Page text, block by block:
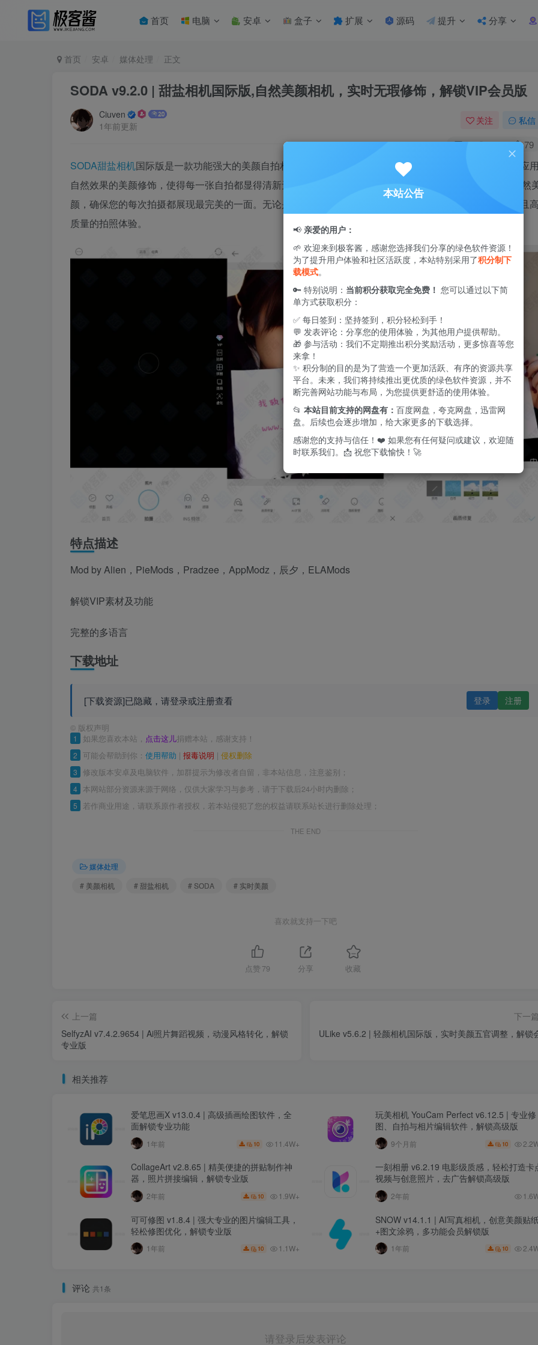
首页 电脑 安卓 盒子 扩展 源码 提升 分享
首页 安卓 媒体处理 正文
SODA v9.2.0 | 甜盐相机国际版,自然美颜相机，实时无瑕修饰，解锁VIP会员版
Ciuven
1年前更新
关注 私信
1 4W+ 79
SODA甜盐相机国际版是一款功能强大的美颜自拍相机，旨在帮助用户轻松拍摄出完美的照片。它通过实时应用
自然效果的美颜修饰，使得每一张自拍都显得清新无瑕，无需任何后期编辑。该相机专注于皮肤的修饰与自然
颜，确保您的每次拍摄都展现最完美的一面。无论是自拍还是日常拍摄，SODA甜盐相机都能为您带来流畅且高
质量的拍照体验。
特点描述
Mod by Alien，PieMods，Pradzee，AppModz，辰夕，ELAMods
解锁VIP素材及功能
完整的多语言
下载地址
[下载资源]已隐藏，请登录或注册查看 登录 注册
© 版权声明
1 如果您喜欢本站， 点击这儿捐赠本站，感谢支持！
2 可能会帮助到你： 使用帮助 | 报毒说明 | 侵权删除
3 修改版本安卓及电脑软件，加群提示为修改者自留，非本站信息，注意鉴别；
4 本网站部分资源来源于网络，仅供大家学习与参考，请于下载后24小时内删除；
5 若作商业用途，请联系原作者授权，若本站侵犯了您的权益请联系站长进行删除处理；
THE END
媒体处理
# 美颜相机
# 甜盐相机 # SODA # 实时美颜
喜欢就支持一下吧
点赞 79 分享 收藏
上一篇
SelfyzAI v7.4.2.9654 | Ai照片舞蹈视频，动漫风格转化，解锁
专业版
下一篇
ULike v5.6.2 | 轻颜相机国际版，实时美颜五官调整，解锁
相关推荐
爱笔思画X v13.0.4 | 高级插画绘图软件，全
面解锁专业功能
1年前 10 11.4W+
玩美相机 YouCam Perfect v6.12.5 | 专业修
图、自拍与相片编辑软件，解锁高级版
9个月前 10
CollageArt v2.8.65 | 精美便捷的拼贴制作神
器，照片拼接编辑，解锁专业版
2年前 10 1.9W+
一刻相册 v6.2.19 电影级质感，轻松打造卡
视频与创意照片，去广告解锁高级版
2年前
可可修图 v1.8.4 | 强大专业的图片编辑工具，
轻松修图优化，解锁专业版
1年前 10 1.1W+
SNOW v14.1.1 | AI写真相机，创意美颜贴
+图文涂鸦，多功能会员解锁版
1年前 10
评论 共1条
请登录后发表评论
本站公告
📢 亲爱的用户：
🌱 欢迎来到极客酱，感谢您选择我们分享的绿色软件资源！
为了提升用户体验和社区活跃度，本站特别采用了积分制下
载模式。
🔑 特别说明： 当前积分获取完全免费！ 您可以通过以下简
单方式获取积分：
✅ 每日签到：坚持签到，积分轻松到手！
💬 发表评论：分享您的使用体验，为其他用户提供帮助。
🎁 参与活动：我们不定期推出积分奖励活动，更多惊喜等您
来拿！
✨ 积分制的目的是为了营造一个更加活跃、有序的资源共享
平台。未来，我们将持续推出更优质的绿色软件资源，并不
断完善网站功能与布局，为您提供更舒适的使用体验。
📂 本站目前支持的网盘有： 百度网盘，夸克网盘，迅雷网
盘。后续也会逐步增加，给大家更多的下载选择。
感谢您的支持与信任！❤️ 如果您有任何疑问或建议，欢迎随
时联系我们。📩 祝您下载愉快！🚀